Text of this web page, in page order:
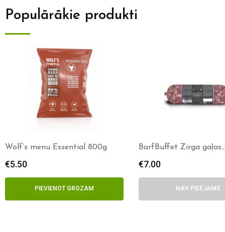
Populārākie produkti
Wolf’s menu Essential 800g
€5.50
PIEVIENOT GROZAM
BarfBuffet Zirga gaļas
€7.00
NAV PIEEJAMS